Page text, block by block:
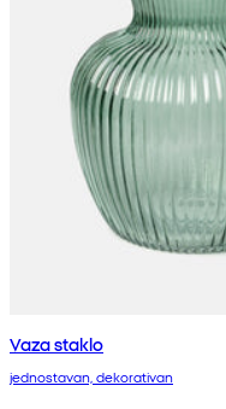
Vaza staklo
jednostavan, dekorativan